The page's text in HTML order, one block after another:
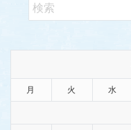
月 火 水